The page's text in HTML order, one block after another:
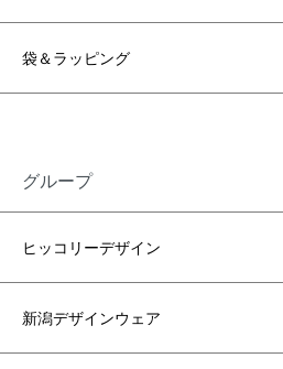
袋＆ラッピング
グループ
ヒッコリーデザイン
新潟デザインウェア